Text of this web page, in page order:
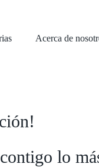
Acerca de
lo